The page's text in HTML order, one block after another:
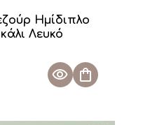
Ημίδιπλο
Λευκό